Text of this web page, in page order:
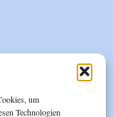
um
Technologien